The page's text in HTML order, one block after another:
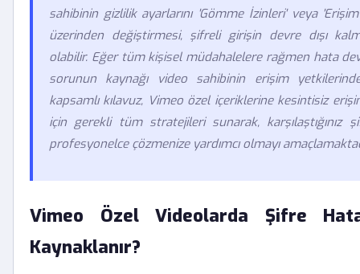
sahibinin gizlilik ayarlarını 'Gömme İzinleri' veya 'Erişim
üzerinden değiştirmesi, şifreli girişin devre dışı
olabilir. Eğer tüm kişisel müdahalelere rağmen hata
sorunun kaynağı video sahibinin erişim
kapsamlı kılavuz, Vimeo özel içeriklerine kesintisiz
için gerekli tüm stratejileri sunarak, karşılaştığınız
profesyonelce çözmenize yardımcı olmayı
Vimeo Özel Videolarda Şifre
Kaynaklanır?